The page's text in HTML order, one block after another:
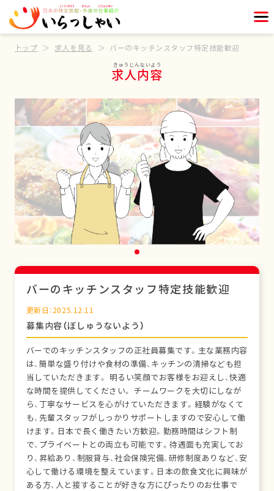
トップ 求人を見る バーのキッチンスタッフ特定技能歓迎
求人内容
バーのキッチンスタッフ特定技能歓迎
更新日：2025.12.11
募集内容（ぼしゅうないよう）
バーでのキッチンスタッフの正社員募集です。主な業務内容
は、簡単な盛り付けや食材の準備、キッチンの清掃なども担
当していただきます。 明るい笑顔でお客様をお迎えし、快適
な時間を提供してください。 チームワークを大切にしなが
ら、丁寧なサービスを心がけていただきます。経験がなくて
も、先輩スタッフがしっかりサポートしますので安心して働
けます。日本で長く働きたい方歓迎。勤務時間はシフト制
で、プライベートとの両立も可能です。待遇面も充実してお
り、昇給あり、制服貸与、社会保険完備、研修制度ありなど、安
心して働ける環境を整えています。日本の飲食文化に興味が
ある方、人と接することが好きな方にぴったりのお仕事で